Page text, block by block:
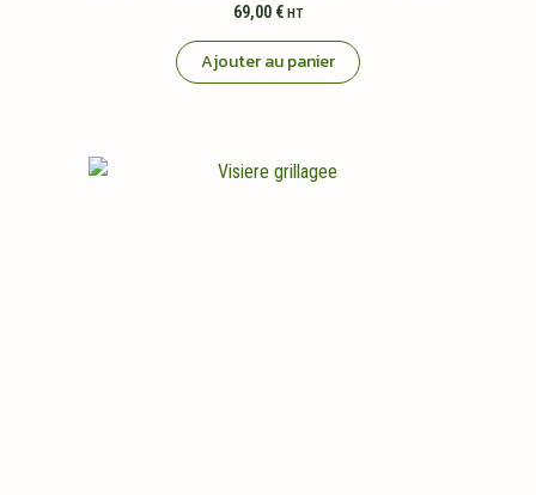
69,00 € HT
Ajouter au panier